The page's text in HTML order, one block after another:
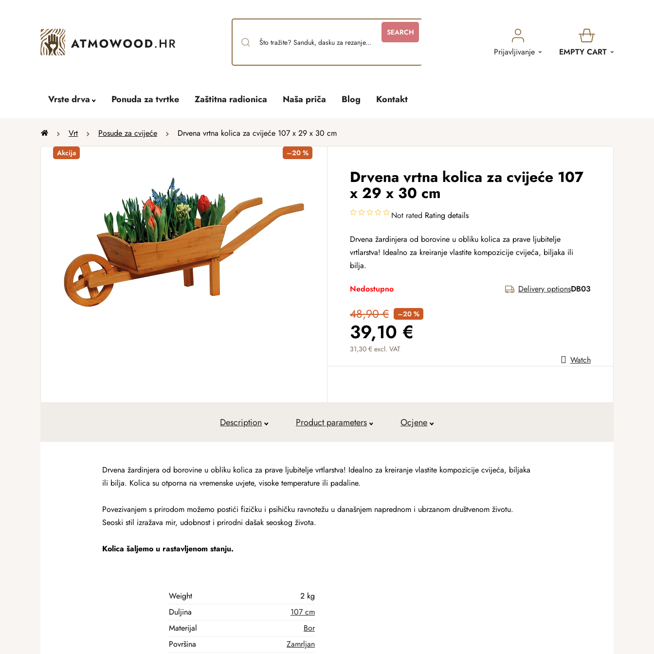
SEARCH
Prijavljivanje
SHOPPING
EMPTY CART
Vrste drva Ponuda za tvrtke Zaštitna radionica Naša priča Blog Kontakt
Home Vrt Posude za cvijeće Drvena vrtna kolica za cvijeće 107 x 29 x 30 cm
Drvena vrtna kolica za cvijeće 107
x 29 x 30 cm
Not rated Rating details
Drvena žardinjera od borovine u obliku kolica za prave ljubitelje
vrtlarstva! Idealno za kreiranje vlastite kompozicije cvijeća, biljaka ili
bilja.
Nedostupno Delivery optionsDB03
48,90 € –20 %
39,10 €
31,30 € excl. VAT
Measure price: Watch
Akcija –20 %
Description Product parameters Ocjene
Drvena žardinjera od borovine u obliku kolica za prave ljubitelje vrtlarstva! Idealno za kreiranje vlastite kompozicije cvijeća, biljaka
ili bilja. Kolica su otporna na vremenske uvjete, visoke temperature ili padaline.
Povezivanjem s prirodom možemo postići fizičku i psihičku ravnotežu u današnjem naprednom i ubrzanom društvenom životu.
Seoski stil izražava mir, udobnost i prirodni dašak seoskog života.
Kolica šaljemo u rastavljenom stanju.
Weight
2 kg
Duljina
107 cm
Materijal
Bor
Površina
Zamrljan